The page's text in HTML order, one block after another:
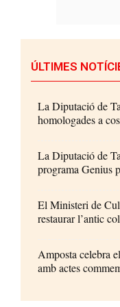
ÚLTIMES
La Diputació de
homologades a
La Diputació de
programa Genius
El Ministeri de
restaurar l’antic
Amposta celebra
amb actes